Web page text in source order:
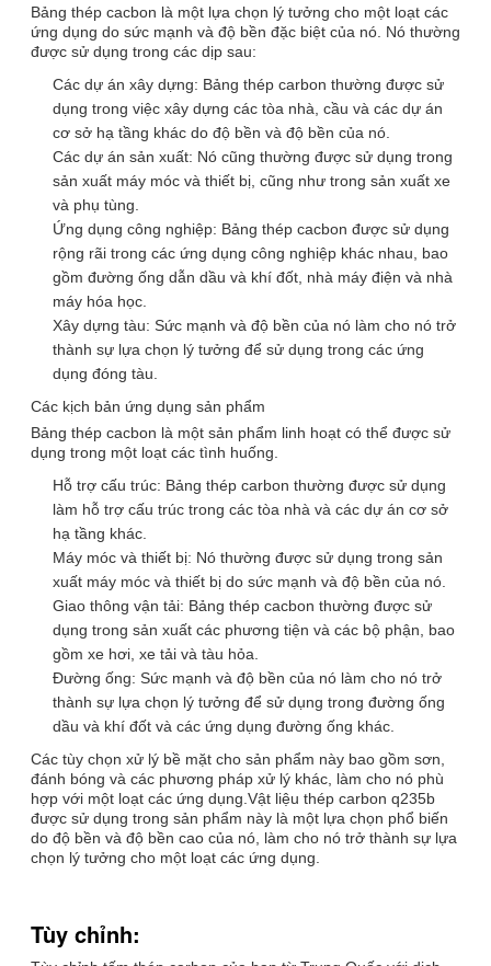
Bảng thép cacbon là một lựa chọn lý tưởng cho một loạt các
ứng dụng do sức mạnh và độ bền đặc biệt của nó. Nó thường
được sử dụng trong các dịp sau:
Các dự án xây dựng: Bảng thép carbon thường được sử
dụng trong việc xây dựng các tòa nhà, cầu và các dự án
cơ sở hạ tầng khác do độ bền và độ bền của nó.
Các dự án sản xuất: Nó cũng thường được sử dụng trong
sản xuất máy móc và thiết bị, cũng như trong sản xuất xe
và phụ tùng.
Ứng dụng công nghiệp: Bảng thép cacbon được sử dụng
rộng rãi trong các ứng dụng công nghiệp khác nhau, bao
gồm đường ống dẫn dầu và khí đốt, nhà máy điện và nhà
máy hóa học.
Xây dựng tàu: Sức mạnh và độ bền của nó làm cho nó trở
thành sự lựa chọn lý tưởng để sử dụng trong các ứng
dụng đóng tàu.
Các kịch bản ứng dụng sản phẩm
Bảng thép cacbon là một sản phẩm linh hoạt có thể được sử
dụng trong một loạt các tình huống.
Hỗ trợ cấu trúc: Bảng thép carbon thường được sử dụng
làm hỗ trợ cấu trúc trong các tòa nhà và các dự án cơ sở
hạ tầng khác.
Máy móc và thiết bị: Nó thường được sử dụng trong sản
xuất máy móc và thiết bị do sức mạnh và độ bền của nó.
Giao thông vận tải: Bảng thép cacbon thường được sử
dụng trong sản xuất các phương tiện và các bộ phận, bao
gồm xe hơi, xe tải và tàu hỏa.
Đường ống: Sức mạnh và độ bền của nó làm cho nó trở
thành sự lựa chọn lý tưởng để sử dụng trong đường ống
dầu và khí đốt và các ứng dụng đường ống khác.
Các tùy chọn xử lý bề mặt cho sản phẩm này bao gồm sơn,
đánh bóng và các phương pháp xử lý khác, làm cho nó phù
hợp với một loạt các ứng dụng.Vật liệu thép carbon q235b
được sử dụng trong sản phẩm này là một lựa chọn phổ biến
do độ bền và độ bền cao của nó, làm cho nó trở thành sự lựa
chọn lý tưởng cho một loạt các ứng dụng.
Tùy chỉnh: